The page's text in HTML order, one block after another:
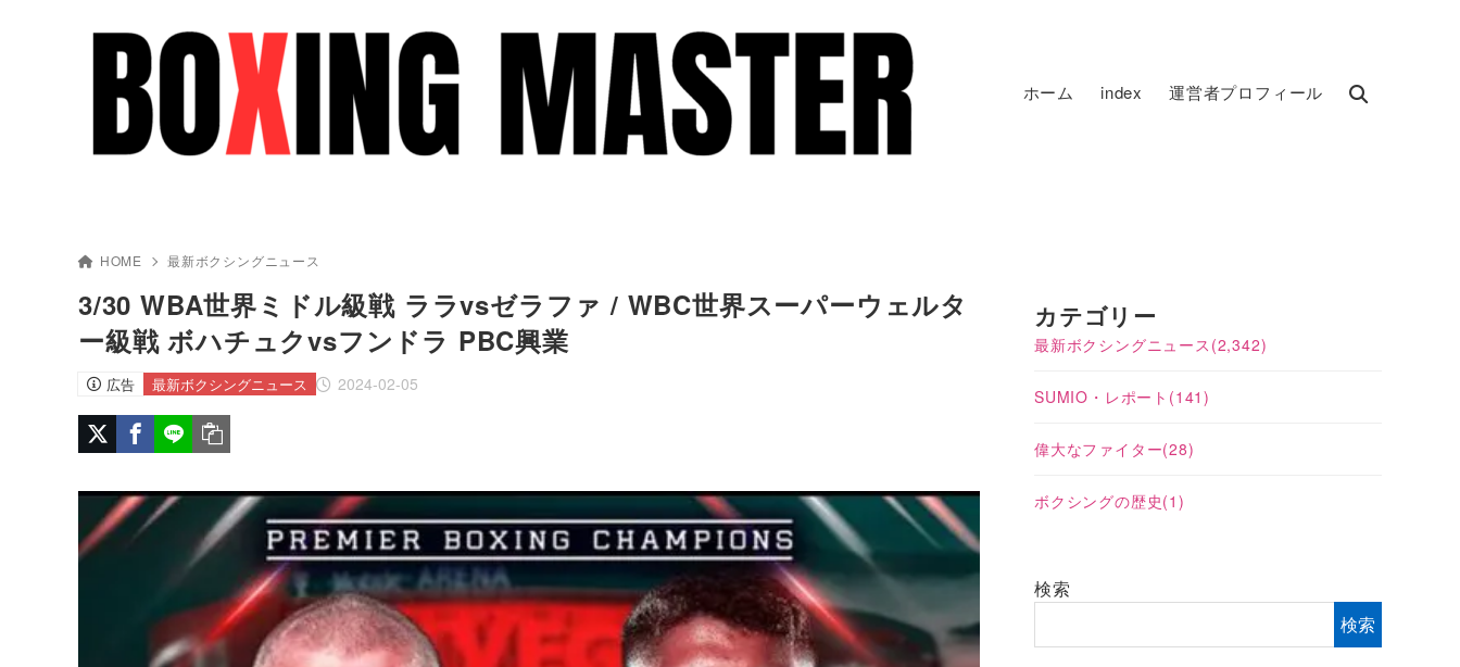
ホーム index 運営者プロフィール
HOME 最新ボクシングニュース
3/30 WBA世界ミドル級戦 ララvsゼラファ / WBC世界スーパーウェルタ
ー級戦 ボハチュクvsフンドラ PBC興業
広告 2024-02-05
最新ボクシングニュース
カテゴリー
最新ボクシングニュース (2,342)
SUMIO・レポート (141)
偉大なファイター(28)
ボクシングの歴史(1)
検索
検索